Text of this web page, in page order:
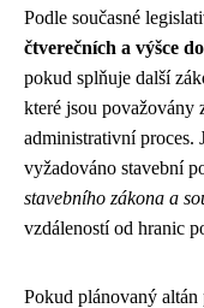
Podle současné
čtverečních a výšce
pokud splňuje další
které jsou považovány
administrativní proces.
vyžadováno stavební
stavebního zákona a
vzdáleností od hranic
Pokud plánovaný altán